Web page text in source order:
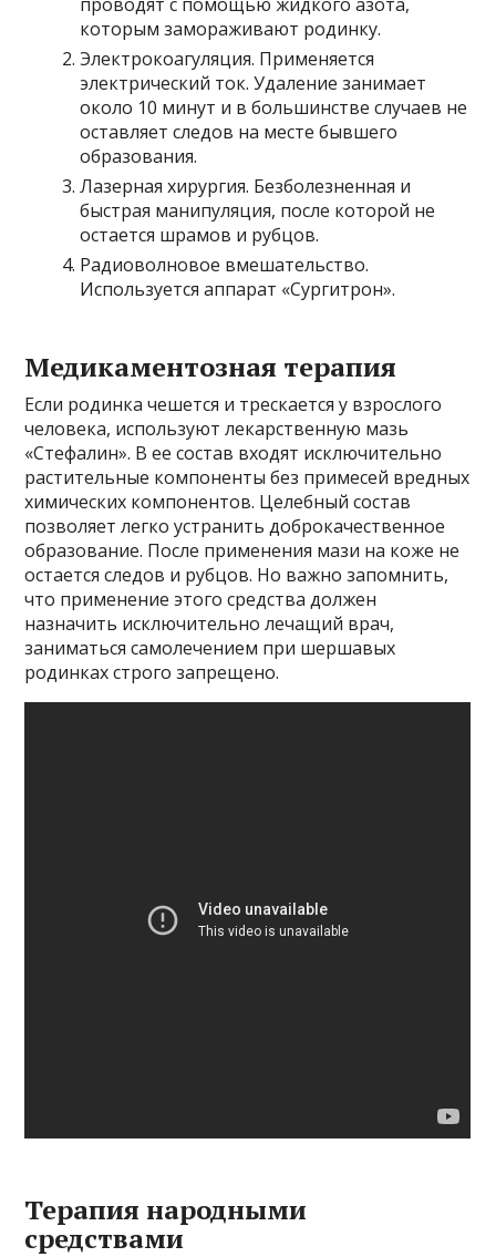
которым замораживают родинку.
Электрокоагуляция. Применяется
электрический ток. Удаление занимает
около 10 минут и в большинстве случаев не
оставляет следов на месте бывшего
образования.
Лазерная хирургия. Безболезненная и
быстрая манипуляция, после которой не
остается шрамов и рубцов.
Радиоволновое вмешательство.
Используется аппарат «Сургитрон».
Медикаментозная терапия
Если родинка чешется и трескается у взрослого
человека, используют лекарственную мазь
«Стефалин». В ее состав входят исключительно
растительные компоненты без примесей вредных
химических компонентов. Целебный состав
позволяет легко устранить доброкачественное
образование. После применения мази на коже не
остается следов и рубцов. Но важно запомнить,
что применение этого средства должен
назначить исключительно лечащий врач,
заниматься самолечением при шершавых
родинках строго запрещено.
Терапия народными
средствами